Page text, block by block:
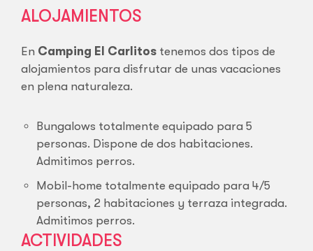
ALOJAMIENTOS
En Camping El Carlitos tenemos dos tipos de
alojamientos para disfrutar de unas vacaciones
en plena naturaleza.
Bungalows totalmente equipado para 5
personas. Dispone de dos habitaciones.
Admitimos perros.
Mobil-home totalmente equipado para 4/5
personas, 2 habitaciones y terraza integrada.
Admitimos perros.
ACTIVIDADES